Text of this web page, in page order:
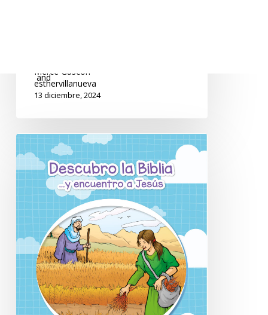
Mercè Gascón
and
esthervillanueva
13 diciembre, 2024